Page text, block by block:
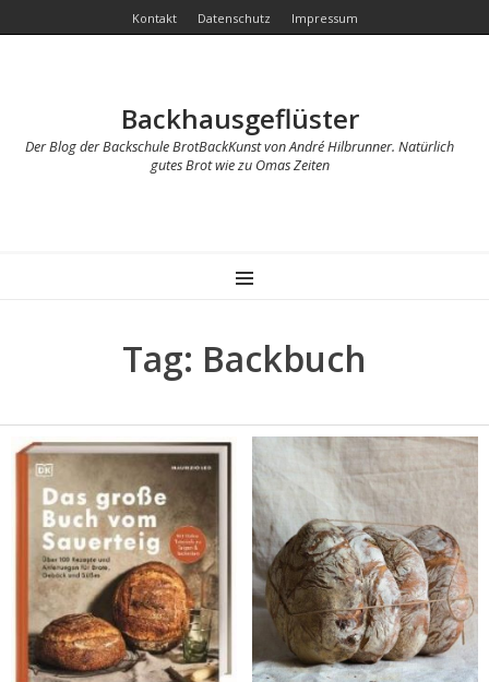
Kontakt Datenschutz Impressum
Backhausgeflüster
Der Blog der Backschule BrotBackKunst von André Hilbrunner. Natürlich
gutes Brot wie zu Omas Zeiten
MENU
Tag: Backbuch